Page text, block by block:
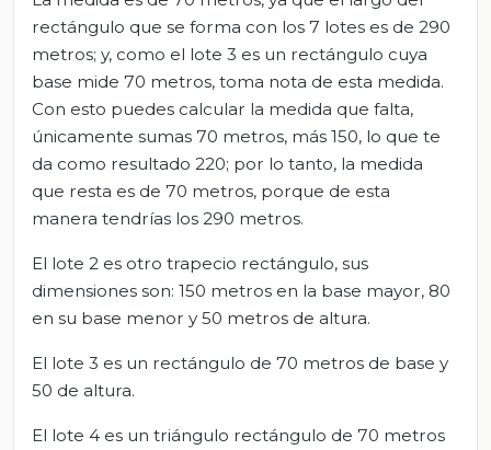
rectángulo que se forma con los 7 lotes es de 290
metros; y, como el lote 3 es un rectángulo cuya
base mide 70 metros, toma nota de esta medida.
Con esto puedes calcular la medida que falta,
únicamente sumas 70 metros, más 150, lo que te
da como resultado 220; por lo tanto, la medida
que resta es de 70 metros, porque de esta
manera tendrías los 290 metros.
El lote 2 es otro trapecio rectángulo, sus
dimensiones son: 150 metros en la base mayor, 80
en su base menor y 50 metros de altura.
El lote 3 es un rectángulo de 70 metros de base y
50 de altura.
El lote 4 es un triángulo rectángulo de 70 metros